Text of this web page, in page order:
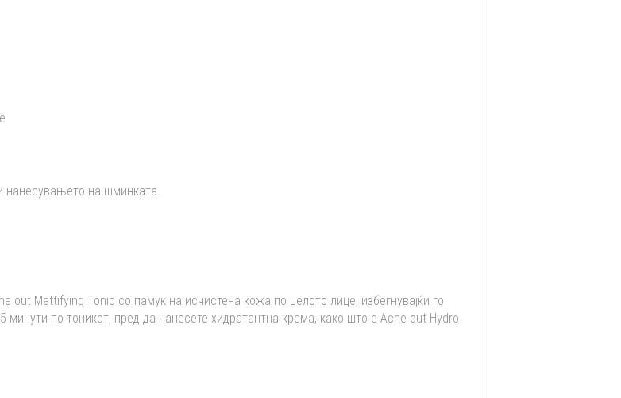
нанесувањето на шминката.
out Mattifying Tonic со памук на исчистена кожа по целото лице, избегнувајќи го
минути по тоникот, пред да нанесете хидратантна крема, како што е Acne out Hydro